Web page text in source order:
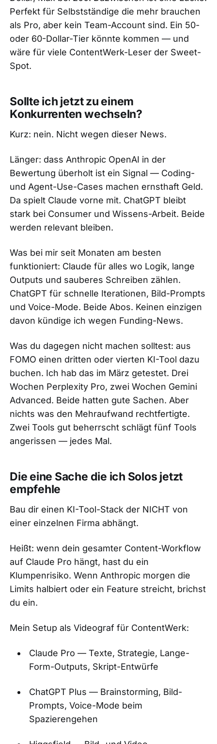
Perfekt für Selbstständige die mehr brauchen
als Pro, aber kein Team-Account sind. Ein 50-
oder 60-Dollar-Tier könnte kommen — und
wäre für viele ContentWerk-Leser der Sweet-
Spot.
Sollte ich jetzt zu einem
Konkurrenten wechseln?
Kurz: nein. Nicht wegen dieser News.
Länger: dass Anthropic OpenAI in der
Bewertung überholt ist ein Signal — Coding-
und Agent-Use-Cases machen ernsthaft Geld.
Da spielt Claude vorne mit. ChatGPT bleibt
stark bei Consumer und Wissens-Arbeit. Beide
werden relevant bleiben.
Was bei mir seit Monaten am besten
funktioniert: Claude für alles wo Logik, lange
Outputs und sauberes Schreiben zählen.
ChatGPT für schnelle Iterationen, Bild-Prompts
und Voice-Mode. Beide Abos. Keinen einzigen
davon kündige ich wegen Funding-News.
Was du dagegen nicht machen solltest: aus
FOMO einen dritten oder vierten KI-Tool dazu
buchen. Ich hab das im März getestet. Drei
Wochen Perplexity Pro, zwei Wochen Gemini
Advanced. Beide hatten gute Sachen. Aber
nichts was den Mehraufwand rechtfertigte.
Zwei Tools gut beherrscht schlägt fünf Tools
angerissen — jedes Mal.
Die eine Sache die ich Solos jetzt
empfehle
Bau dir einen KI-Tool-Stack der NICHT von
einer einzelnen Firma abhängt.
Heißt: wenn dein gesamter Content-Workflow
auf Claude Pro hängt, hast du ein
Klumpenrisiko. Wenn Anthropic morgen die
Limits halbiert oder ein Feature streicht, brichst
du ein.
Mein Setup als Videograf für ContentWerk:
Claude Pro — Texte, Strategie, Lange-
Form-Outputs, Skript-Entwürfe
ChatGPT Plus — Brainstorming, Bild-
Prompts, Voice-Mode beim
Spazierengehen